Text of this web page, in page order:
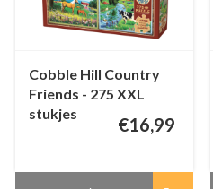
Cobble Hill Country
Friends - 275 XXL
stukjes
€16,99